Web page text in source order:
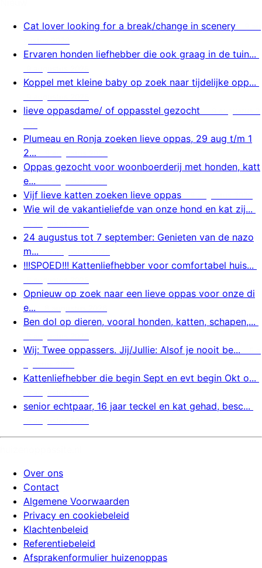
Cat lover looking for a break/change in scenery
Ervaren honden liefhebber die ook graag in de tuin...
Koppel met kleine baby op zoek naar tijdelijke opp...
lieve oppasdame/ of oppasstel gezocht
Plumeau en Ronja zoeken lieve oppas, 29 aug t/m 1
2...
Oppas gezocht voor woonboerderij met honden, katt
e...
Vijf lieve katten zoeken lieve oppas
Wie wil de vakantieliefde van onze hond en kat zij...
24 augustus tot 7 september: Genieten van de nazo
m...
!!!SPOED!!! Kattenliefhebber voor comfortabel huis...
Opnieuw op zoek naar een lieve oppas voor onze di
e...
Ben dol op dieren, vooral honden, katten, schapen,...
Wij: Twee oppassers. Jij/Jullie: Alsof je nooit be...
Kattenliefhebber die begin Sept en evt begin Okt o...
senior echtpaar, 16 jaar teckel en kat gehad, besc...
Over ons
Contact
Algemene Voorwaarden
Privacy en cookiebeleid
Klachtenbeleid
Referentiebeleid
Afsprakenformulier huizenoppas